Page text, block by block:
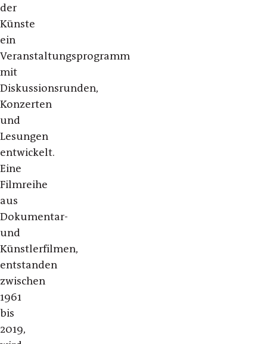
der
Künste
ein
Veranstaltungsprogramm
mit
Diskussionsrunden,
Konzerten
und
Lesungen
entwickelt.
Eine
Filmreihe
aus
Dokumentar-
und
Künstlerfilmen,
entstanden
zwischen
1961
bis
2019,